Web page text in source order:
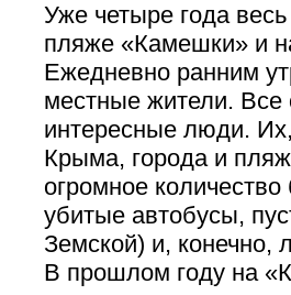
Уже четыре года
пляже «Камешки» и
Ежедневно ранним
местные жители. Все
интересные люди.
Крыма, города и
огромное
убитые автобусы,
Земской) и,
В прошлом году на